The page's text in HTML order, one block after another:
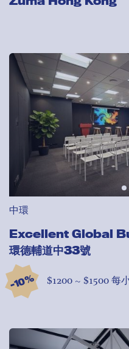
中環
Excellent Global
環德輔道中33號
-10% $1200 ~ $1500 每